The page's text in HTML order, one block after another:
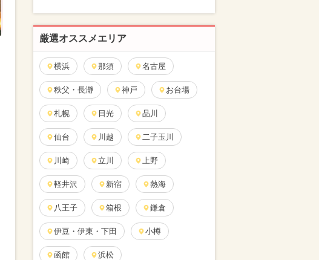
厳選オススメエリア
横浜 那須 名古屋
秩父・長瀞 神戸 お台場
札幌 日光 品川
仙台 川越 二子玉川
川崎 立川 上野
軽井沢 新宿 熱海
八王子 箱根 鎌倉
伊豆・伊東・下田 小樽
函館 浜松